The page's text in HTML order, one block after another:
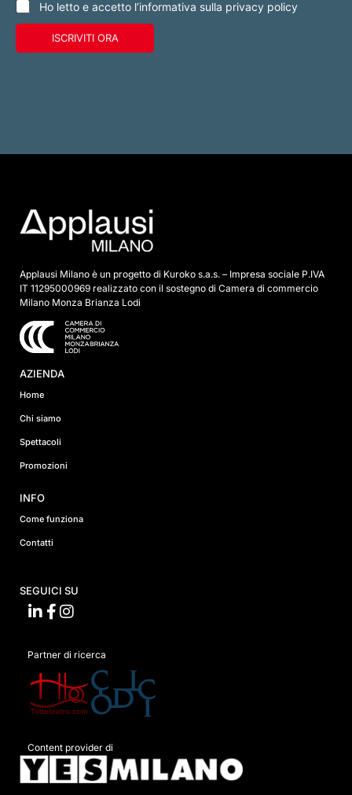
l
*
C
u
Ho letto e accetto l’informativa sulla privacy policy
ISCRIVITI ORA
Applausi Milano è un progetto di Kuroko s.a.s. – Impresa sociale P.IVA
IT 11295000969 realizzato con il sostegno di Camera di commercio
Milano Monza Brianza Lodi
AZIENDA
Home
Chi siamo
Spettacoli
Promozioni
INFO
Come funziona
Contatti
SEGUICI SU
Partner di ricerca
Content provider di